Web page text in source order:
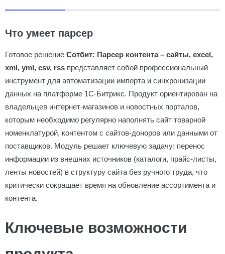
Что умеет парсер
Готовое решение Сотбит: Парсер контента – сайты, excel,
xml, yml, csv, rss представляет собой профессиональный
инструмент для автоматизации импорта и синхронизации
данных на платформе 1С-Битрикс. Продукт ориентирован на
владельцев интернет-магазинов и новостных порталов,
которым необходимо регулярно наполнять сайт товарной
номенклатурой, контентом с сайтов-доноров или данными от
поставщиков. Модуль решает ключевую задачу: перенос
информации из внешних источников (каталоги, прайс-листы,
ленты новостей) в структуру сайта без ручного труда, что
критически сокращает время на обновление ассортимента и
контента.
Ключевые возможности